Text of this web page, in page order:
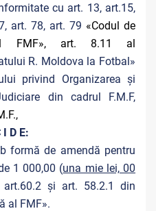
cu art. 13, art.15,
art. 78, art. 79 «Codul de
FMF», art. 8.11 al
R. Moldova la Fotbal»
privind Organizarea și
din cadrul F.M.F,
I D E:
formă de amendă pentru
1 000,00 (una mie lei, 00
și art. 58.2.1 din
al FMF».